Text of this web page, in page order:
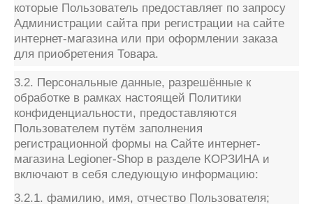
которые Пользователь предоставляет по запросу
Администрации сайта при регистрации на сайте
интернет-магазина или при оформлении заказа
для приобретения Товара.
3.2. Персональные данные, разрешённые к
обработке в рамках настоящей Политики
конфиденциальности, предоставляются
Пользователем путём заполнения
регистрационной формы на Сайте интернет-
магазина Legioner-Shop в разделе КОРЗИНА и
включают в себя следующую информацию:
3.2.1. фамилию, имя, отчество Пользователя;